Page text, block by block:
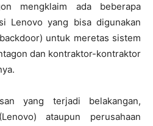
mengklaim ada beberapa
Lenovo yang bisa digunakan
untuk meretas sistem
dan kontraktor-kontraktor
yang terjadi belakangan,
ataupun perusahaan